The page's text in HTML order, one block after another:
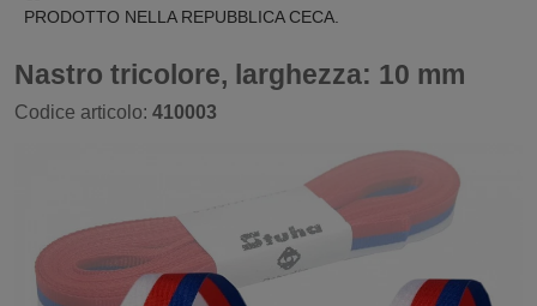
PRODOTTO NELLA REPUBBLICA CECA.
Nastro tricolore, larghezza: 10 mm
Codice articolo: 410003